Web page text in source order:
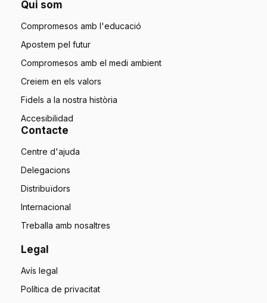
Qui som
Compromesos amb l'educació
Apostem pel futur
Compromesos amb el medi ambient
Creiem en els valors
Fidels a la nostra història
Accesibilidad
Contacte
Centre d'ajuda
Delegacions
Distribuïdors
Internacional
Treballa amb nosaltres
Legal
Avís legal
Política de privacitat